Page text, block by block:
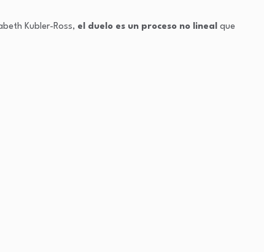
Kubler-Ross, el duelo es un proceso no lineal que